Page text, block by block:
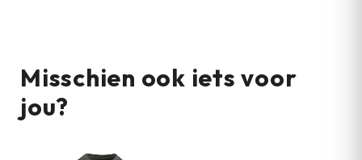
Misschien ook iets voor
jou?